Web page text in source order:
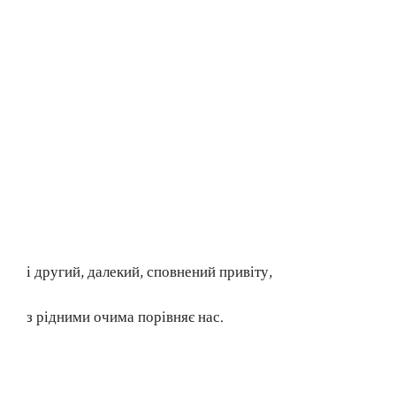
і другий, далекий, сповнений привіту,
з рідними очима порівняє нас.